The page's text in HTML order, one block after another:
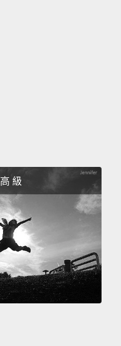
高 級